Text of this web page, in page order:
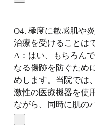
Q4. 極度に敏感肌や
治療を受けることは
A：はい、もちろん
なる傷跡を防ぐため
めします。当院では
激性の医療機器を使
ながら、同時に肌の